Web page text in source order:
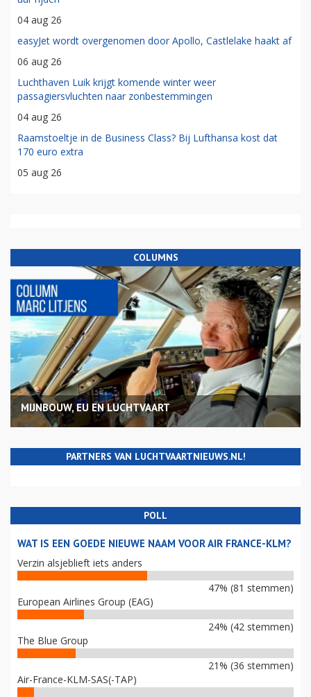
04 aug 26
easyJet wordt overgenomen door Apollo, Castlelake haakt af
06 aug 26
Luchthaven Luik krijgt komende winter weer
passagiersvluchten naar zonbestemmingen
04 aug 26
Raamstoeltje in de Business Class? Bij Lufthansa kost dat
170 euro extra
05 aug 26
COLUMNS
MIJNBOUW, EU EN LUCHTVAART
PARTNERS VAN LUCHTVAARTNIEUWS.NL!
POLL
WAT IS EEN GOEDE NIEUWE NAAM VOOR AIR FRANCE-KLM?
Verzin alsjeblieft iets anders
47% (81 stemmen)
European Airlines Group (EAG)
24% (42 stemmen)
The Blue Group
21% (36 stemmen)
Air-France-KLM-SAS(-TAP)